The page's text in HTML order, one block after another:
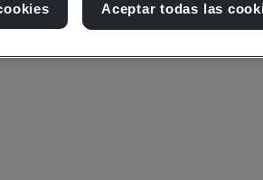
Aceptar todas las